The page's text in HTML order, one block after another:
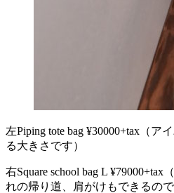
左Piping tote bag ¥30000+tax（ア
る大きさです）
右Square school bag L
れの帰り道、肩がけもできるので